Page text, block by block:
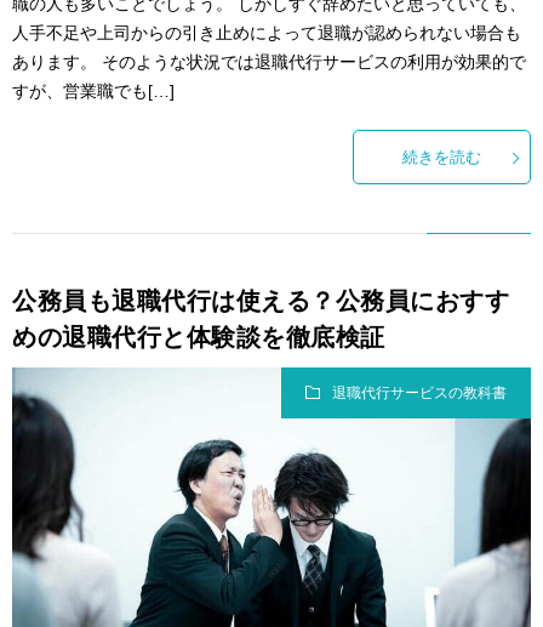
職の人も多いことでしょう。 しかしすぐ辞めたいと思っていても、
人手不足や上司からの引き止めによって退職が認められない場合も
あります。 そのような状況では退職代行サービスの利用が効果的で
すが、営業職でも[…]
続きを読む
公務員も退職代行は使える？公務員におすす
めの退職代行と体験談を徹底検証
退職代行サービスの教科書